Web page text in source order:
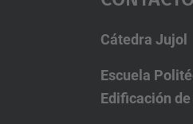
Cátedra Jujol
Escuela
Edificación